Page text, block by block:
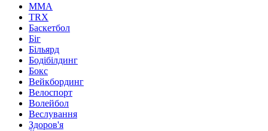
MMA
TRX
Баскетбол
Біг
Більярд
Бодібілдинг
Бокс
Вейкбординг
Велоспорт
Волейбол
Веслування
Здоров'я